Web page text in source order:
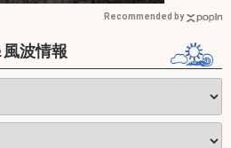
Recommended by
波情報